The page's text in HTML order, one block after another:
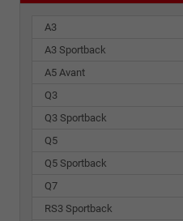
A3
A3 Sportback
A5 Avant
Q3
Q3 Sportback
Q5
Q5 Sportback
Q7
RS3 Sportback